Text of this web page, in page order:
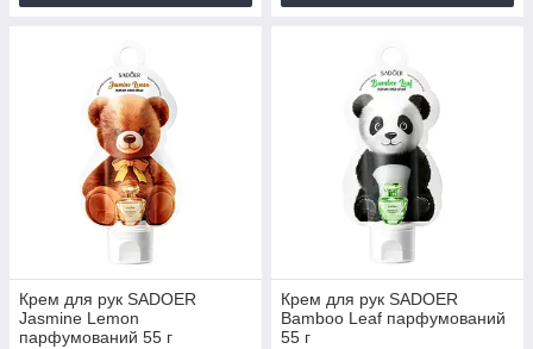
Крем для рук SADOER
Jasmine Lemon
парфумований 55 г
Крем для рук SADOER
Bamboo Leaf парфумований
55 г